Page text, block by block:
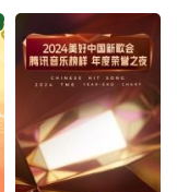
暂无简介